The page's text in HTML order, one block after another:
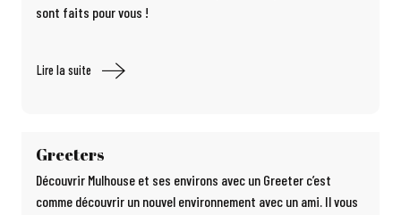
sont faits pour vous !
Lire la suite
Greeters
Découvrir Mulhouse et ses environs avec un Greeter c’est
comme découvrir un nouvel environnement avec un ami. Il vous